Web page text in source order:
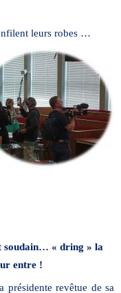
leurs robes …
soudain… « dring » la
entre !
présidente revêtue de sa